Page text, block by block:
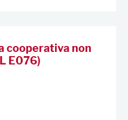
cooperativa non
E076)